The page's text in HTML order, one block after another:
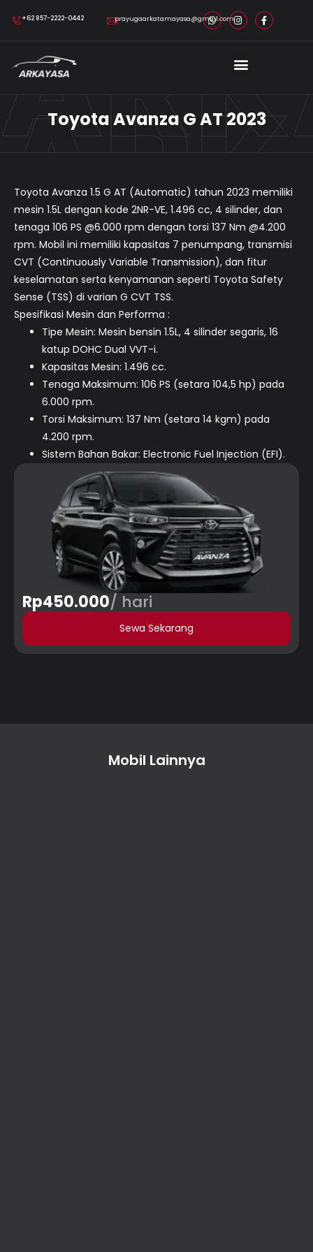
+62 857-2222-0442 prayugaarkatamayasa@gmail.com
Toyota Avanza G AT 2023
Toyota Avanza 1.5 G AT (Automatic) tahun 2023 memiliki
mesin 1.5L dengan kode 2NR-VE, 1.496 cc, 4 silinder, dan
tenaga 106 PS @6.000 rpm dengan torsi 137 Nm @4.200
rpm. Mobil ini memiliki kapasitas 7 penumpang, transmisi
CVT (Continuously Variable Transmission), dan fitur
keselamatan serta kenyamanan seperti Toyota Safety
Sense (TSS) di varian G CVT TSS.
Spesifikasi Mesin dan Performa :
Tipe Mesin: Mesin bensin 1.5L, 4 silinder segaris, 16
katup DOHC Dual VVT-i.
Kapasitas Mesin: 1.496 cc.
Tenaga Maksimum: 106 PS (setara 104,5 hp) pada
6.000 rpm.
Torsi Maksimum: 137 Nm (setara 14 kgm) pada
4.200 rpm.
Sistem Bahan Bakar: Electronic Fuel Injection (EFI).
Rp450.000/ hari
Sewa Sekarang
Mobil Lainnya